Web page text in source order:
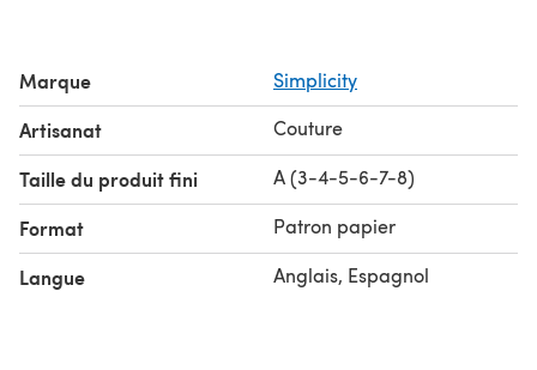
Marque Simplicity
Artisanat Couture
Taille du produit fini A (3-4-5-6-7-8)
Format Patron papier
Langue Anglais, Espagnol